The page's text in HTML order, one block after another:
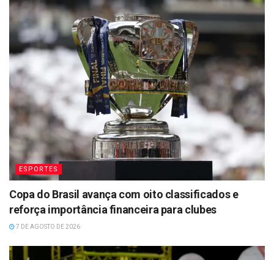
ESPORTES
Copa do Brasil avança com oito classificados e
reforça importância financeira para clubes
7 DE AGOSTO DE 2026